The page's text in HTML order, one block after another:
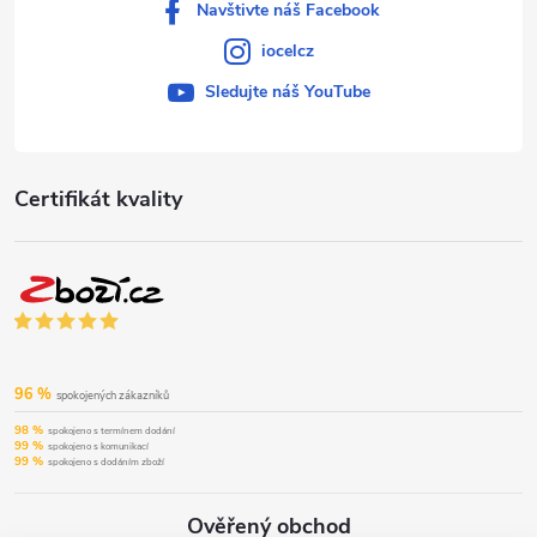
Certifikát kvality
96 % spokojených zákazníků
98 % spokojeno s termínem dodání
99 % spokojeno s komunikací
99 % spokojeno s dodáním zboží
Ověřený obchod
Navštivte náš Facebook
iocelcz
Sledujte náš YouTube